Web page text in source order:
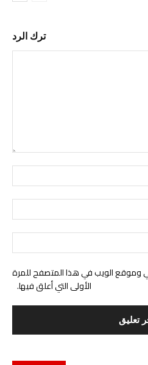
ترك الرد
وموقع الويب في هذا المتصفح للمرة
الأولى التي أعلق فيها.